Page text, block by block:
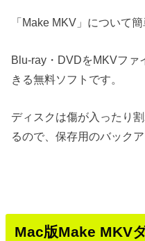
「Make MKV」について
Blu-ray・DVDをMKVファ
きる無料ソフトです。
ディスクは傷が入ったり
るので、保存用のバック
Mac版Make MKV